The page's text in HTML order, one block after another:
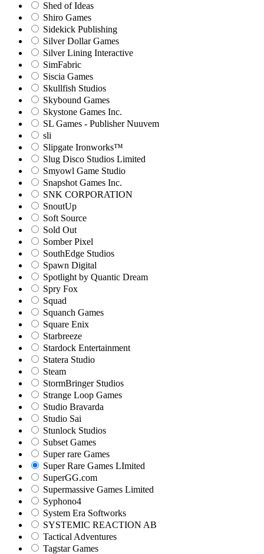
Shed of Ideas
Shiro Games
Sidekick Publishing
Silver Dollar Games
Silver Lining Interactive
SimFabric
Siscia Games
Skullfish Studios
Skybound Games
Skystone Games Inc.
SL Games - Publisher Nuuvem
sli
Slipgate Ironworks™
Slug Disco Studios Limited
Smyowl Game Studio
Snapshot Games Inc.
SNK CORPORATION
SnoutUp
Soft Source
Sold Out
Somber Pixel
SouthEdge Studios
Spawn Digital
Spotlight by Quantic Dream
Spry Fox
Squad
Squanch Games
Square Enix
Starbreeze
Stardock Entertainment
Statera Studio
Steam
StormBringer Studios
Strange Loop Games
Studio Bravarda
Studio Sai
Stunlock Studios
Subset Games
Super rare Games
Super Rare Games LImited
SuperGG.com
Supermassive Games Limited
Syphono4
System Era Softworks
SYSTEMIC REACTION AB
Tactical Adventures
Tagstar Games